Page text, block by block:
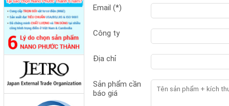
Email (*)
Công ty
Địa chỉ
Sản phẩm cần
báo giá
Cọc tiếp địa mạ